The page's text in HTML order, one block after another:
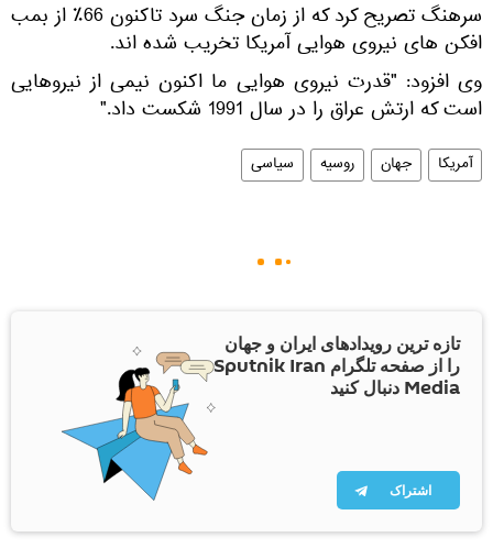
سرهنگ تصریح کرد که از زمان جنگ سرد تاکنون 66٪ از بمب
افکن های نیروی هوایی آمریکا تخریب شده اند.
وی افزود: "قدرت نیروی هوایی ما اکنون نیمی از نیروهایی
است که ارتش عراق را در سال 1991 شکست داد."
آمریکا جهان روسیه سیاسی
تازه ترین رویدادهای ایران و جهان
را از صفحه تلگرام Sputnik Iran
Media دنبال کنید
اشتراک